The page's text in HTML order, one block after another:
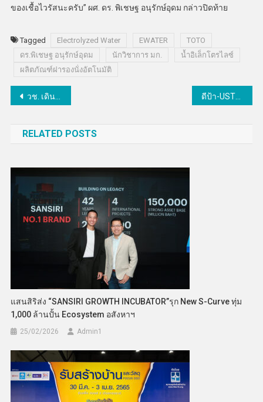
ของเชื้อไวรัสนะครับ” ผศ. ดร. พิเชษฐ อนุรักษ์อุดม กล่าวปิดท้าย
Tagged Electrolyzed Water EWATER
TOTO
ดร.พิเชษฐ อนุรักษ์อุดม
นักวิชาการ มก.
น้ำอิเล็กโตรไลซ์
ผลิตภัณฑ์ฝารองนั่งอัตโนมัติ
แนะแนว
วช. เดินหน้าประกวด “ผลงานประดิษฐ์คิดค้น” สร้างโอกาสและแรงจูงใจแก่นักวิจัย-นักประดิษฐ์ไทย ดีป้า-USTDA สานต่อความร่วมมือระหว่างประเทศขับเคลื่อนเมืองอัจฉริยะประเทศไทยปั้นโครงสร้างพื้นฐานไอซีทีจังหวัดภูเก็ต
RELATED POSTS
แสนสิริส่ง “SANSIRI GROWTH INCUBATOR”รุก New S-Curve ทุ่ม
1,000 ล้านปั้น Ecosystem อสังหาฯ
25/02/2026 Admin​1